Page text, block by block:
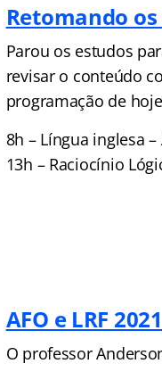
Retomando os
Parou os estudos
revisar o conteúdo
programação de
8h – Língua inglesa
13h – Raciocínio
AFO e LRF 2021
O professor